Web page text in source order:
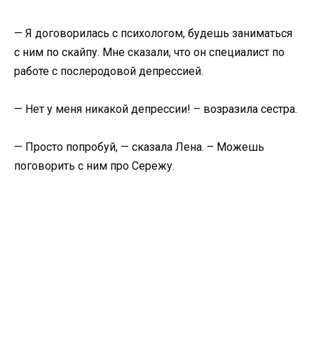
— Я договорилась с психологом, будешь заниматься
с ним по скайпу. Мне сказали, что он специалист по
работе с послеродовой депрессией.
— Нет у меня никакой депрессии! – возразила сестра.
— Просто попробуй, — сказала Лена. – Можешь
поговорить с ним про Сережу.